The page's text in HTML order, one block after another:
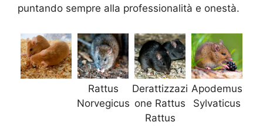
puntando sempre alla professionalità e onestà.
Rattus
Norvegicus
Derattizzazi
one Rattus
Rattus
Apodemus
Sylvaticus